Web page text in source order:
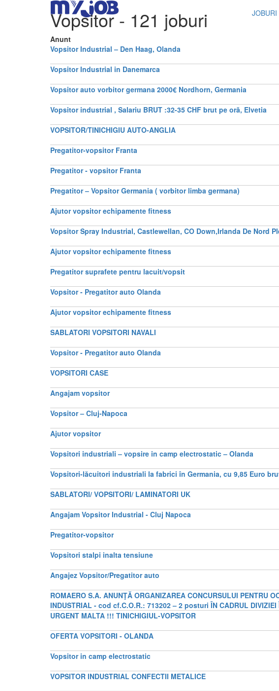
JOBURI
Vopsitor- 121 joburi
Anunt
Vopsitor Industrial – Den Haag, Olanda
Vopsitor Industrial in Danemarca
Vopsitor auto vorbitor germana 2000€ Nordhorn, Germania
Vopsitor industrial , Salariu BRUT :32-35 CHF brut pe oră, Elvetia
VOPSITOR/TINICHIGIU AUTO-ANGLIA
Pregatitor-vopsitor Franta
Pregatitor - vopsitor Franta
Pregatitor – Vopsitor Germania ( vorbitor limba germana)
Ajutor vopsitor echipamente fitness
Vopsitor Spray Industrial, Castlewellan, CO Down,Irlanda De Nord
Ajutor vopsitor echipamente fitness
Pregatitor suprafete pentru lacuit/vopsit
Vopsitor - Pregatitor auto Olanda
Ajutor vopsitor echipamente fitness
SABLATORI VOPSITORI NAVALI
Vopsitor - Pregatitor auto Olanda
VOPSITORI CASE
Angajam vopsitor
Vopsitor – Cluj-Napoca
Ajutor vopsitor
Vopsitori industriali – vopsire in camp electrostatic – Olanda
Vopsitori-lăcuitori industriali la fabrici în Germania, cu 9,85 Euro
SABLATORI/ VOPSITORI/ LAMINATORI UK
Angajam Vopsitor Industrial - Cluj Napoca
Pregatitor-vopsitor
Vopsitori stalpi inalta tensiune
Angajez Vopsitor/Pregatitor auto
ROMAERO S.A. ANUNŢĂ ORGANIZAREA CONCURSULUI PENTRU
INDUSTRIAL - cod cf.C.O.R.: 713202 – 2 posturi ÎN CADRUL DIVIZIEI
URGENT MALTA !!! TINICHIGIUL-VOPSITOR
OFERTA VOPSITORI - OLANDA
Vopsitor in camp electrostatic
VOPSITOR INDUSTRIAL CONFECTII METALICE